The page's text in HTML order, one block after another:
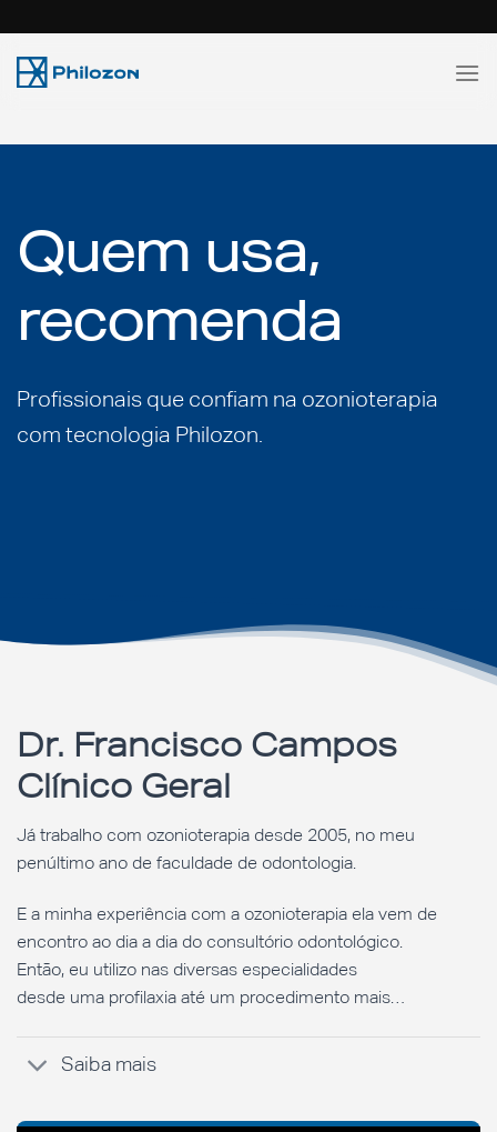
Quem usa,
recomenda
Profissionais que confiam na ozonioterapia
com tecnologia Philozon.
Dr. Francisco Campos
Clínico Geral
Já trabalho com ozonioterapia desde 2005, no meu
penúltimo ano de faculdade de odontologia.
E a minha experiência com a ozonioterapia ela vem de
encontro ao dia a dia do consultório odontológico.
Então, eu utilizo nas diversas especialidades
desde uma profilaxia até um procedimento mais…
Saiba mais